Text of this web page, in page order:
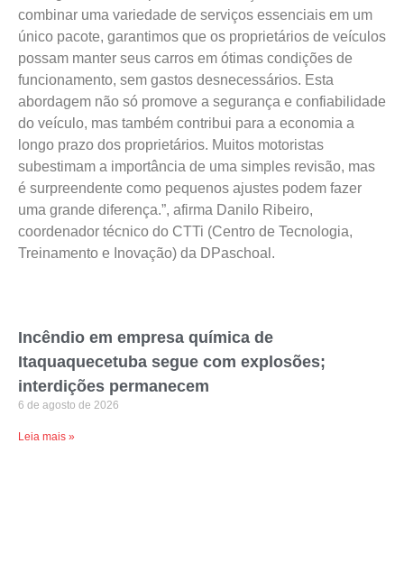
combinar uma variedade de serviços essenciais em um
único pacote, garantimos que os proprietários de veículos
possam manter seus carros em ótimas condições de
funcionamento, sem gastos desnecessários. Esta
abordagem não só promove a segurança e confiabilidade
do veículo, mas também contribui para a economia a
longo prazo dos proprietários. Muitos motoristas
subestimam a importância de uma simples revisão, mas
é surpreendente como pequenos ajustes podem fazer
uma grande diferença.”, afirma Danilo Ribeiro,
coordenador técnico do CTTi (Centro de Tecnologia,
Treinamento e Inovação) da DPaschoal.
Incêndio em empresa química de
Itaquaquecetuba segue com explosões;
interdições permanecem
6 de agosto de 2026
Leia mais »